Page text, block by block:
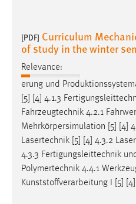
[PDF] Curriculum
of study in the winter
Relevance:
erung und
[5] [4] 4.1.3
Fahrzeugtechnik 4.2.1
Mehrkörpersimulation [5] [4]
Lasertechnik [5] [4] 4.3.2
4.3.3 Fertigungsleittechnik
Polymertechnik 4.4.1
Kunststoffverarbeitung I [5]